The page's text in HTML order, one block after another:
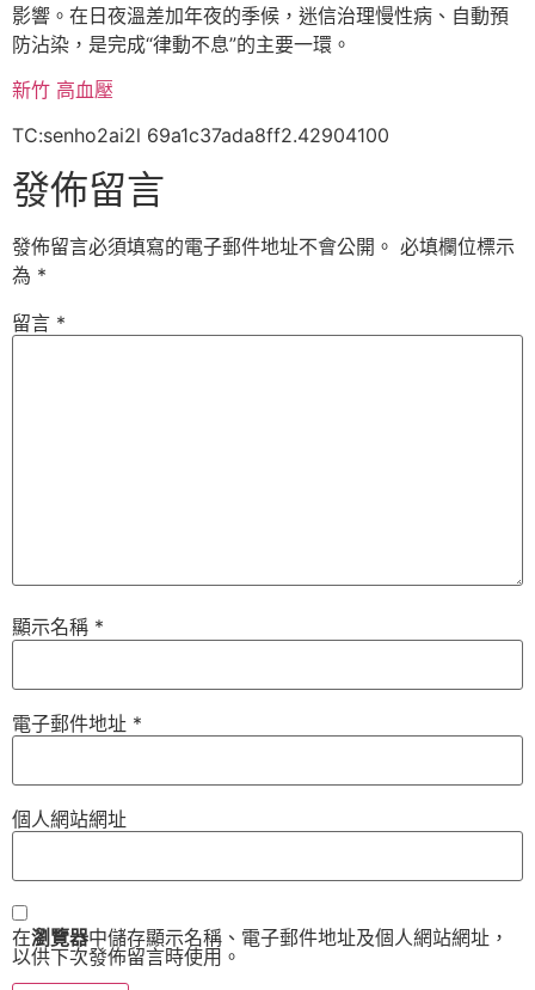
影響。在日夜溫差加年夜的季候，迷信治理慢性病、自動預
防沾染，是完成“律動不息”的主要一環。
新竹 高血壓
TC:senho2ai2l 69a1c37ada8ff2.42904100
發佈留言
發佈留言必須填寫的電子郵件地址不會公開。 必填欄位標示
為 *
留言 *
顯示名稱 *
電子郵件地址 *
個人網站網址
在瀏覽器中儲存顯示名稱、電子郵件地址及個人網站網址，
以供下次發佈留言時使用。